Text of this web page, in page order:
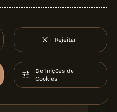
TUDO
Rejeitar
Definições de
Cookies